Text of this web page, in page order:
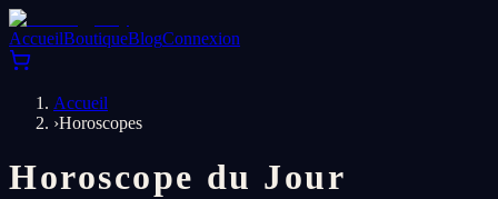
AccueilBoutiqueBlogConnexion
Accueil
›Horoscopes
Horoscope du Jour